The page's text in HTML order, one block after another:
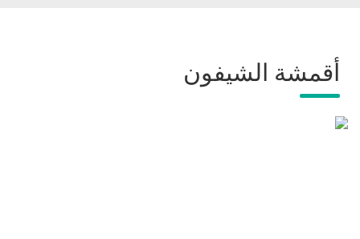
أقمشة الشيفون